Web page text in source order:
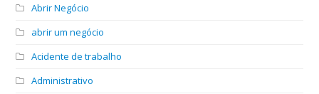
Abrir Negócio
abrir um negócio
Acidente de trabalho
Administrativo